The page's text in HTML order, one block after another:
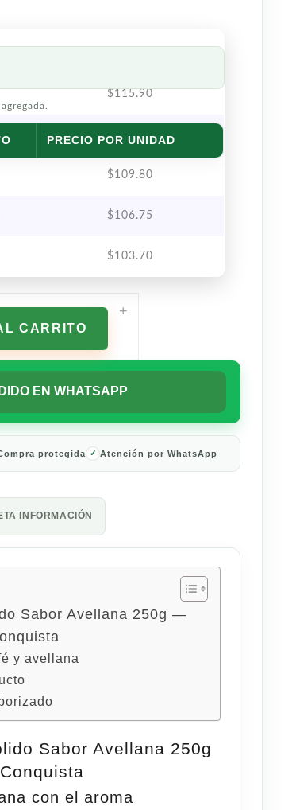
PRECIO POR UNIDAD
$115.90
$ 112.85
$109.80
$106.75
$103.70
CARRITO
+
EN WHATSAPP
protegida Atención por WhatsApp
INFORMACIÓN
Sabor Avellana 250g —
y avellana
Sabor Avellana 250g
con el aroma